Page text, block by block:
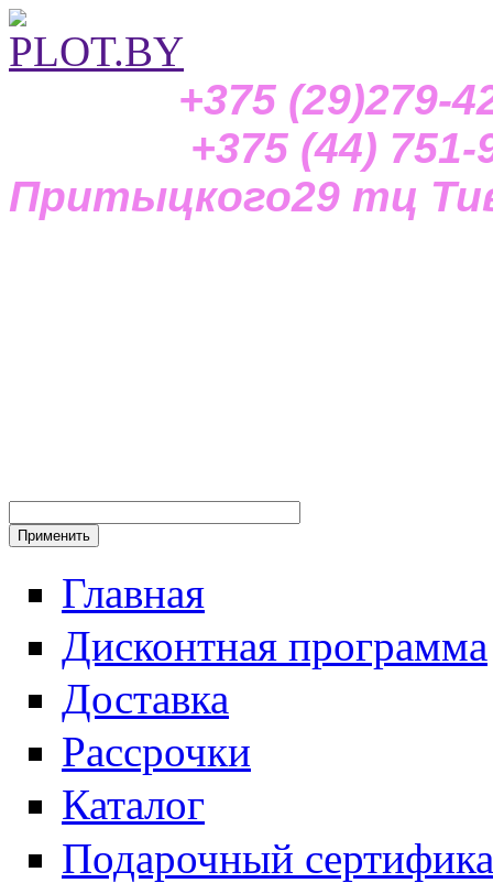
+375 (29)279-
+375 (44) 751-
Притыцкого29 тц
Главная
Дисконтная программа
Доставка
Рассрочки
Каталог
Подарочный